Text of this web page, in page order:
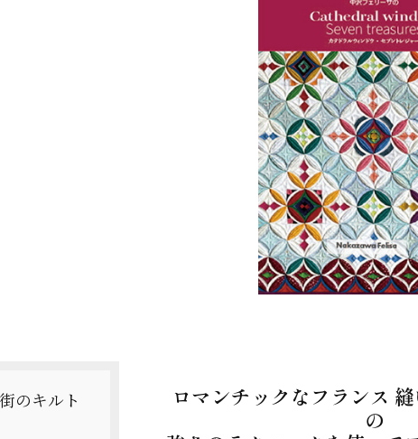
のキルト
ロマンチックなフランス
の